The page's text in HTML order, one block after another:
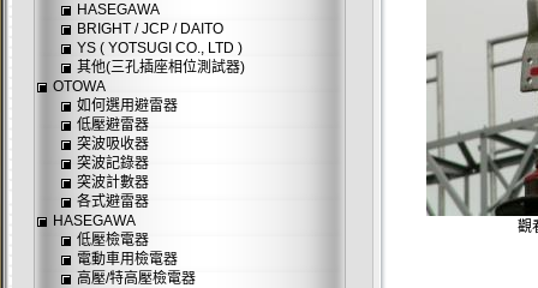
觀
HASEGAWA
BRIGHT / JCP / DAITO
YS ( YOTSUGI CO., LTD )
其他(三孔插座相位測試器)
OTOWA
如何選用避雷器
低壓避雷器
突波吸收器
突波記錄器
突波計數器
各式避雷器
HASEGAWA
低壓檢電器
電動車用檢電器
高壓/特高壓檢電器